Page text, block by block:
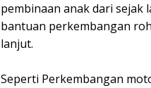
pembinaan anak dari sejak
bantuan perkembangan
lanjut.
‎Seperti Perkembangan